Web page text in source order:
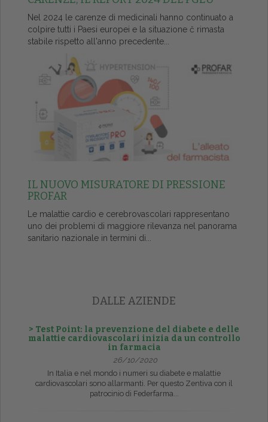
Nel 2024 le carenze di medicinali hanno continuato a
colpire tutti i Paesi europei e la situazione č rimasta
stabile rispetto all'anno precedente...
IL NUOVO MISURATORE DI PRESSIONE
PROFAR
Le malattie cardio e cerebrovascolari rappresentano
uno dei problemi di maggiore rilevanza nel panorama
sanitario nazionale in termini di...
DALLE AZIENDE
> Test Point: la prevenzione del diabete e delle
malattie cardiovascolari inizia da un controllo
in farmacia
26/10/2020
In Italia e nel mondo i numeri su diabete e malattie
cardiovascolari sono allarmanti. Per questo Zentiva con il
patrocinio di Federfarma...